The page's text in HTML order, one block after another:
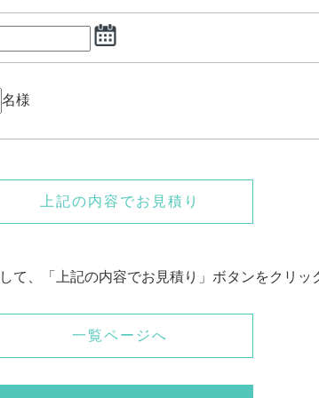
名様
上記の内容でお見積り
て、「上記の内容でお見積り」ボタンをクリッ
一覧ページへ